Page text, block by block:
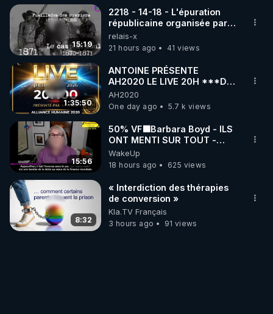
15:19
2218 - 14-18 - L'épuration
républicaine organisée par
les frères de la truelle
relais-x
21 hours ago
41 views
1:35:50
ANTOINE PRÉSENTE
AH2020 LE LIVE 20H ***DU
06/08/2026***
AH2020
One day ago
5.7 k views
15:56
50% VF🟩Barbara Boyd - ILS
ONT MENTI SUR TOUT -
Jocelyne Traduction
WakeUp
18 hours ago
625 views
8:32
« Interdiction des thérapies
de conversion »
Kla.TV Français
3 hours ago
91 views